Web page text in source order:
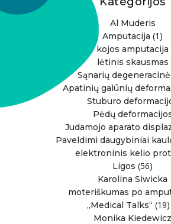
Al Muderis
Amputacija (1)
kojos amputacija
lėtinis skausmas
Sąnarių
Apatinių galūnių
Stuburo
Pėdų
Judamojo aparato
Paveldimi daugybiniai
elektroninis kelio
Ligos (56)
Karolina Siwicka
moteriškumas po
„Medical Talks“ (19)
Monika Kiedewicz